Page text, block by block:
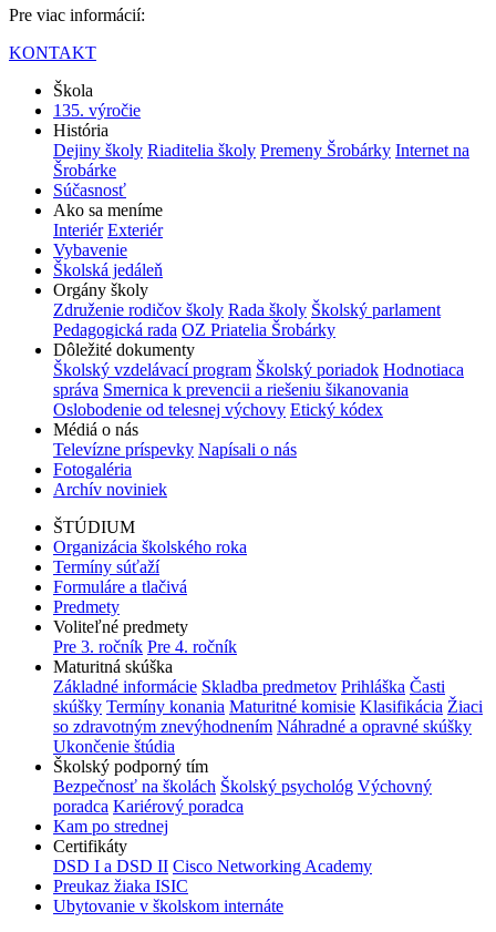
Pre viac informácií:
KONTAKT
Škola
135. výročie
História
Dejiny školy Riaditelia školy Premeny Šrobárky Internet na
Šrobárke
Súčasnosť
Ako sa meníme
Interiér Exteriér
Vybavenie
Školská jedáleň
Orgány školy
Združenie rodičov školy Rada školy Školský parlament
Pedagogická rada OZ Priatelia Šrobárky
Dôležité dokumenty
Školský vzdelávací program Školský poriadok Hodnotiaca
správa Smernica k prevencii a riešeniu šikanovania
Oslobodenie od telesnej výchovy Etický kódex
Médiá o nás
Televízne príspevky Napísali o nás
Fotogaléria
Archív noviniek
ŠTÚDIUM
Organizácia školského roka
Termíny súťaží
Formuláre a tlačivá
Predmety
Voliteľné predmety
Pre 3. ročník Pre 4. ročník
Maturitná skúška
Základné informácie Skladba predmetov Prihláška Časti
skúšky Termíny konania Maturitné komisie Klasifikácia Žiaci
so zdravotným znevýhodnením Náhradné a opravné skúšky
Ukončenie štúdia
Školský podporný tím
Bezpečnosť na školách Školský psychológ Výchovný
poradca Kariérový poradca
Kam po strednej
Certifikáty
DSD I a DSD II Cisco Networking Academy
Preukaz žiaka ISIC
Ubytovanie v školskom internáte